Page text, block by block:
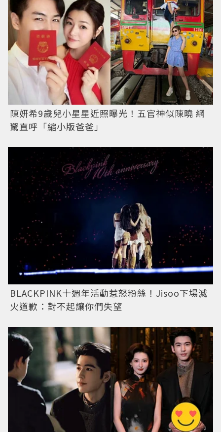
陳妍希9歲兒小星星近照曝光！五官神似陳曉 網
驚直呼「縮小版爸爸」
BLACKPINK十週年活動惹怒粉絲！Jisoo下場滅
火道歉：對不起讓你們失望